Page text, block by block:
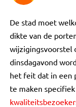
De stad moet
dikte van de
wijzigingsvoorstel
dinsdagavond
het feit dat in een
te maken